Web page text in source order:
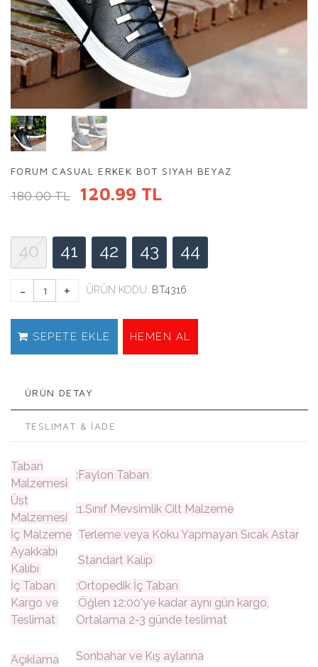
FORUM CASUAL ERKEK BOT SIYAH BEYAZ
180.00 TL 120.99 TL
40 41 42 43 44
ÜRÜN KODU: BT4316
SEPETE EKLE HEMEN AL
ÜRÜN DETAY
TESLIMAT & İADE
Taban
Malzemesi
:Faylon Taban
Üst
Malzemesi
:1.Sınıf Mevsimlik Cilt Malzeme
İç Malzeme :Terleme veya Koku Yapmayan Sıcak Astar
Ayakkabı
Kalıbı
:Standart Kalıp
İç Taban
:Ortopedik İç Taban
Kargo ve
Teslimat
:Öğlen 12:00'ye kadar aynı gün kargo,
Ortalama 2-3 günde teslimat
Açıklama
Sonbahar ve Kış aylarına